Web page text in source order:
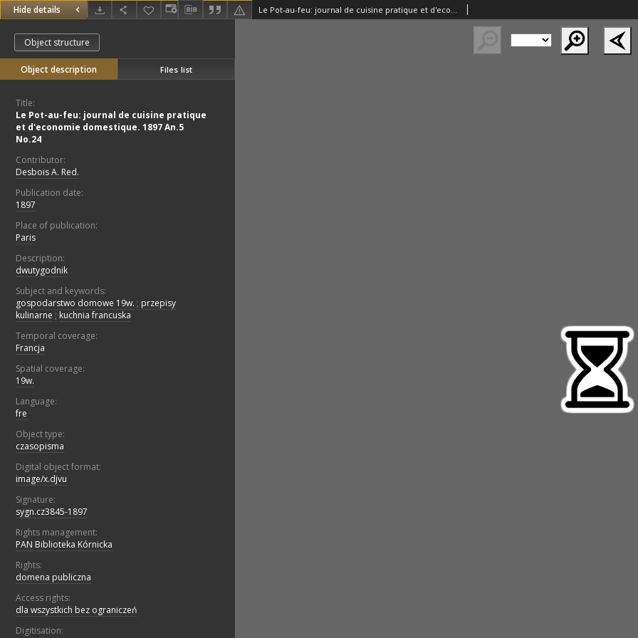
Hide details Le Pot-au-feu: journal de cuisine pratique et d'economie domestique. 1897 An.5 No.24
Object structure
Object description Files list
Title:
Le Pot-au-feu: journal de cuisine pratique
et d'economie domestique. 1897 An.5
No.24
Contributor:
Desbois A. Red.
Publication date:
1897
Place of publication:
Paris
Description:
dwutygodnik
Subject and keywords:
gospodarstwo domowe 19w. ; przepisy
kulinarne ; kuchnia francuska
Temporal coverage:
Francja
Spatial coverage:
19w.
Language:
fre
Object type:
czasopisma
Digital object format:
image/x.djvu
Signature:
sygn.cz3845-1897
Rights management:
PAN Biblioteka Kórnicka
Rights:
domena publiczna
Access rights:
dla wszystkich bez ograniczeń
Digitisation: